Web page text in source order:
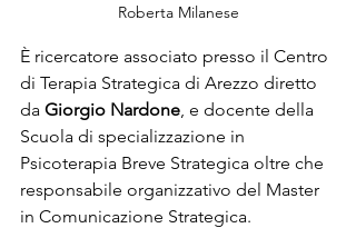
Roberta Milanese
È ricercatore associato presso il Centro
di Terapia Strategica di Arezzo diretto
da Giorgio Nardone, e docente della
Scuola di specializzazione in
Psicoterapia Breve Strategica oltre che
responsabile organizzativo del Master
in Comunicazione Strategica.